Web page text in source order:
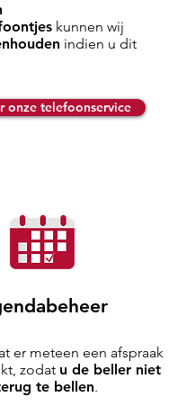
kunnen wij
indien u dit
onze telefoonservice
er meteen een afspraak
zodat u de beller niet
te bellen.